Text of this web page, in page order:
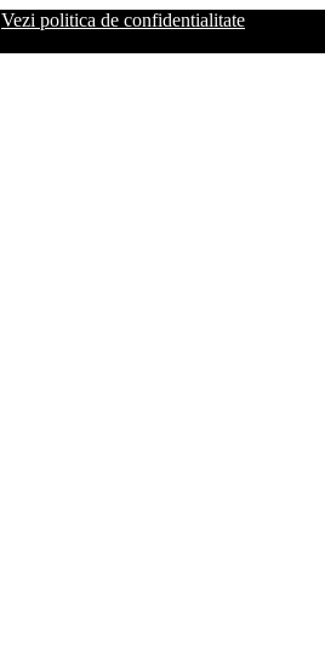
Vezi politica de confidentialitate